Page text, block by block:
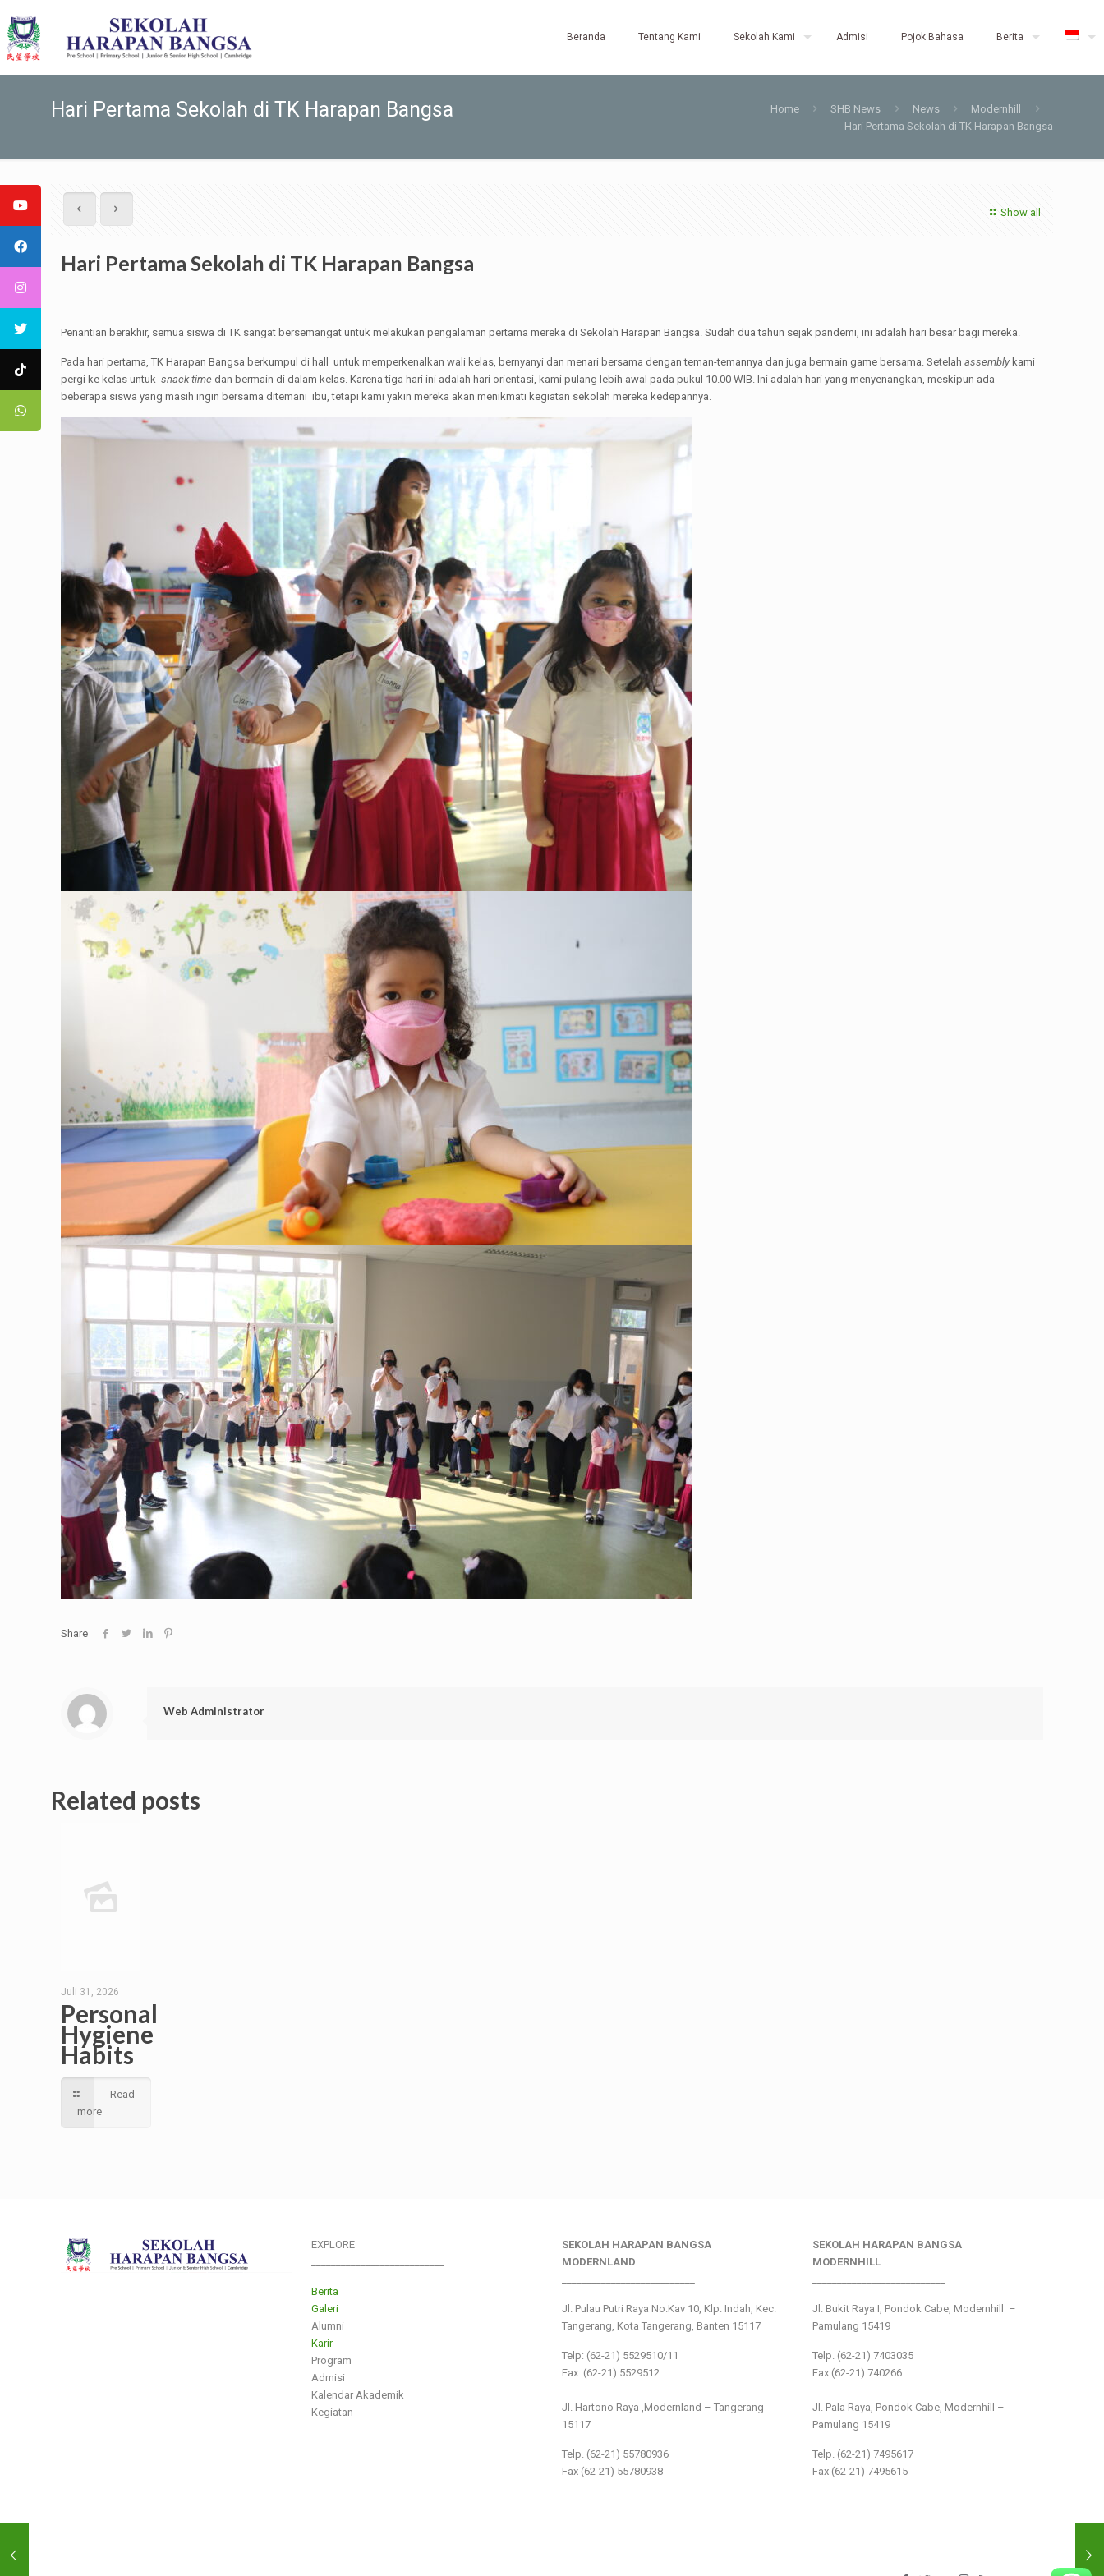
Beranda Tentang Kami Sekolah Kami Admisi Pojok Bahasa Berita
Hari Pertama Sekolah di TK Harapan Bangsa Home SHB News News
Modernhill
Hari Pertama Sekolah di TK Harapan Bangsa
Show all
Hari Pertama Sekolah di TK Harapan Bangsa
Penantian berakhir, semua siswa di TK sangat bersemangat untuk melakukan pengalaman pertama mereka di Sekolah Harapan Bangsa. Sudah dua tahun sejak pandemi, ini adalah hari besar bagi mereka.
Pada hari pertama, TK Harapan Bangsa berkumpul di hall untuk memperkenalkan wali kelas, bernyanyi dan menari bersama dengan teman-temannya dan juga bermain game bersama. Setelah assembly kami
pergi ke kelas untuk snack time dan bermain di dalam kelas. Karena tiga hari ini adalah hari orientasi, kami pulang lebih awal pada pukul 10.00 WIB. Ini adalah hari yang menyenangkan, meskipun ada
beberapa siswa yang masih ingin bersama ditemani ibu, tetapi kami yakin mereka akan menikmati kegiatan sekolah mereka kedepannya.
Share
Web Administrator
Related posts
Juli 31, 2026
Personal
Hygiene
Habits
Read
more
EXPLORE
Berita
Galeri
Alumni
Karir
Program
Admisi
Kalendar Akademik
Kegiatan
SEKOLAH HARAPAN BANGSA
MODERNLAND
Jl. Pulau Putri Raya No.Kav 10, Klp. Indah, Kec.
Tangerang, Kota Tangerang, Banten 15117
Telp: (62-21) 5529510/11
Fax: (62-21) 5529512
Jl. Hartono Raya ,Modernland – Tangerang
15117
Telp. (62-21) 55780936
Fax (62-21) 55780938
SEKOLAH HARAPAN BANGSA
MODERNHILL
Jl. Bukit Raya I, Pondok Cabe, Modernhill –
Pamulang 15419
Telp. (62-21) 7403035
Fax (62-21) 740266
Jl. Pala Raya, Pondok Cabe, Modernhill –
Pamulang 15419
Telp. (62-21) 7495617
Fax (62-21) 7495615